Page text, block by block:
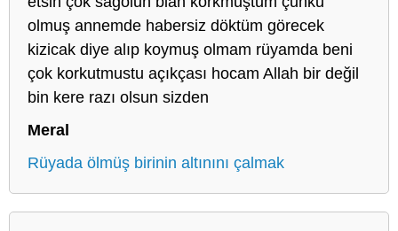
olmuş annemde habersiz döktüm görecek
kizicak diye alıp koymuş olmam rüyamda beni
çok korkutmustu açıkçası hocam Allah bir değil
bin kere razı olsun sizden
Meral
Rüyada ölmüş birinin altınını çalmak